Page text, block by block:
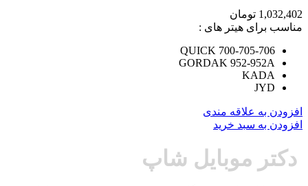
1,032,402 تومان
مناسب برای هیتر های :
QUICK 700-705-706
GORDAK 952-952A
KADA
JYD
افزودن به علاقه مندی
افزودن به سبد خرید
دکتر موبایل شاپ